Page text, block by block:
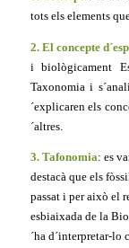
tots els elements
2. El concepte
i biològicament
Taxonomia i
´explicaren els
´altres.
3. Tafonomia: es
destacà que els
passat i per això el
esbiaixada de la
´ha d´interpretar-lo